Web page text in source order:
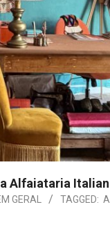
Alfaiataria
GERAL TAGGED: